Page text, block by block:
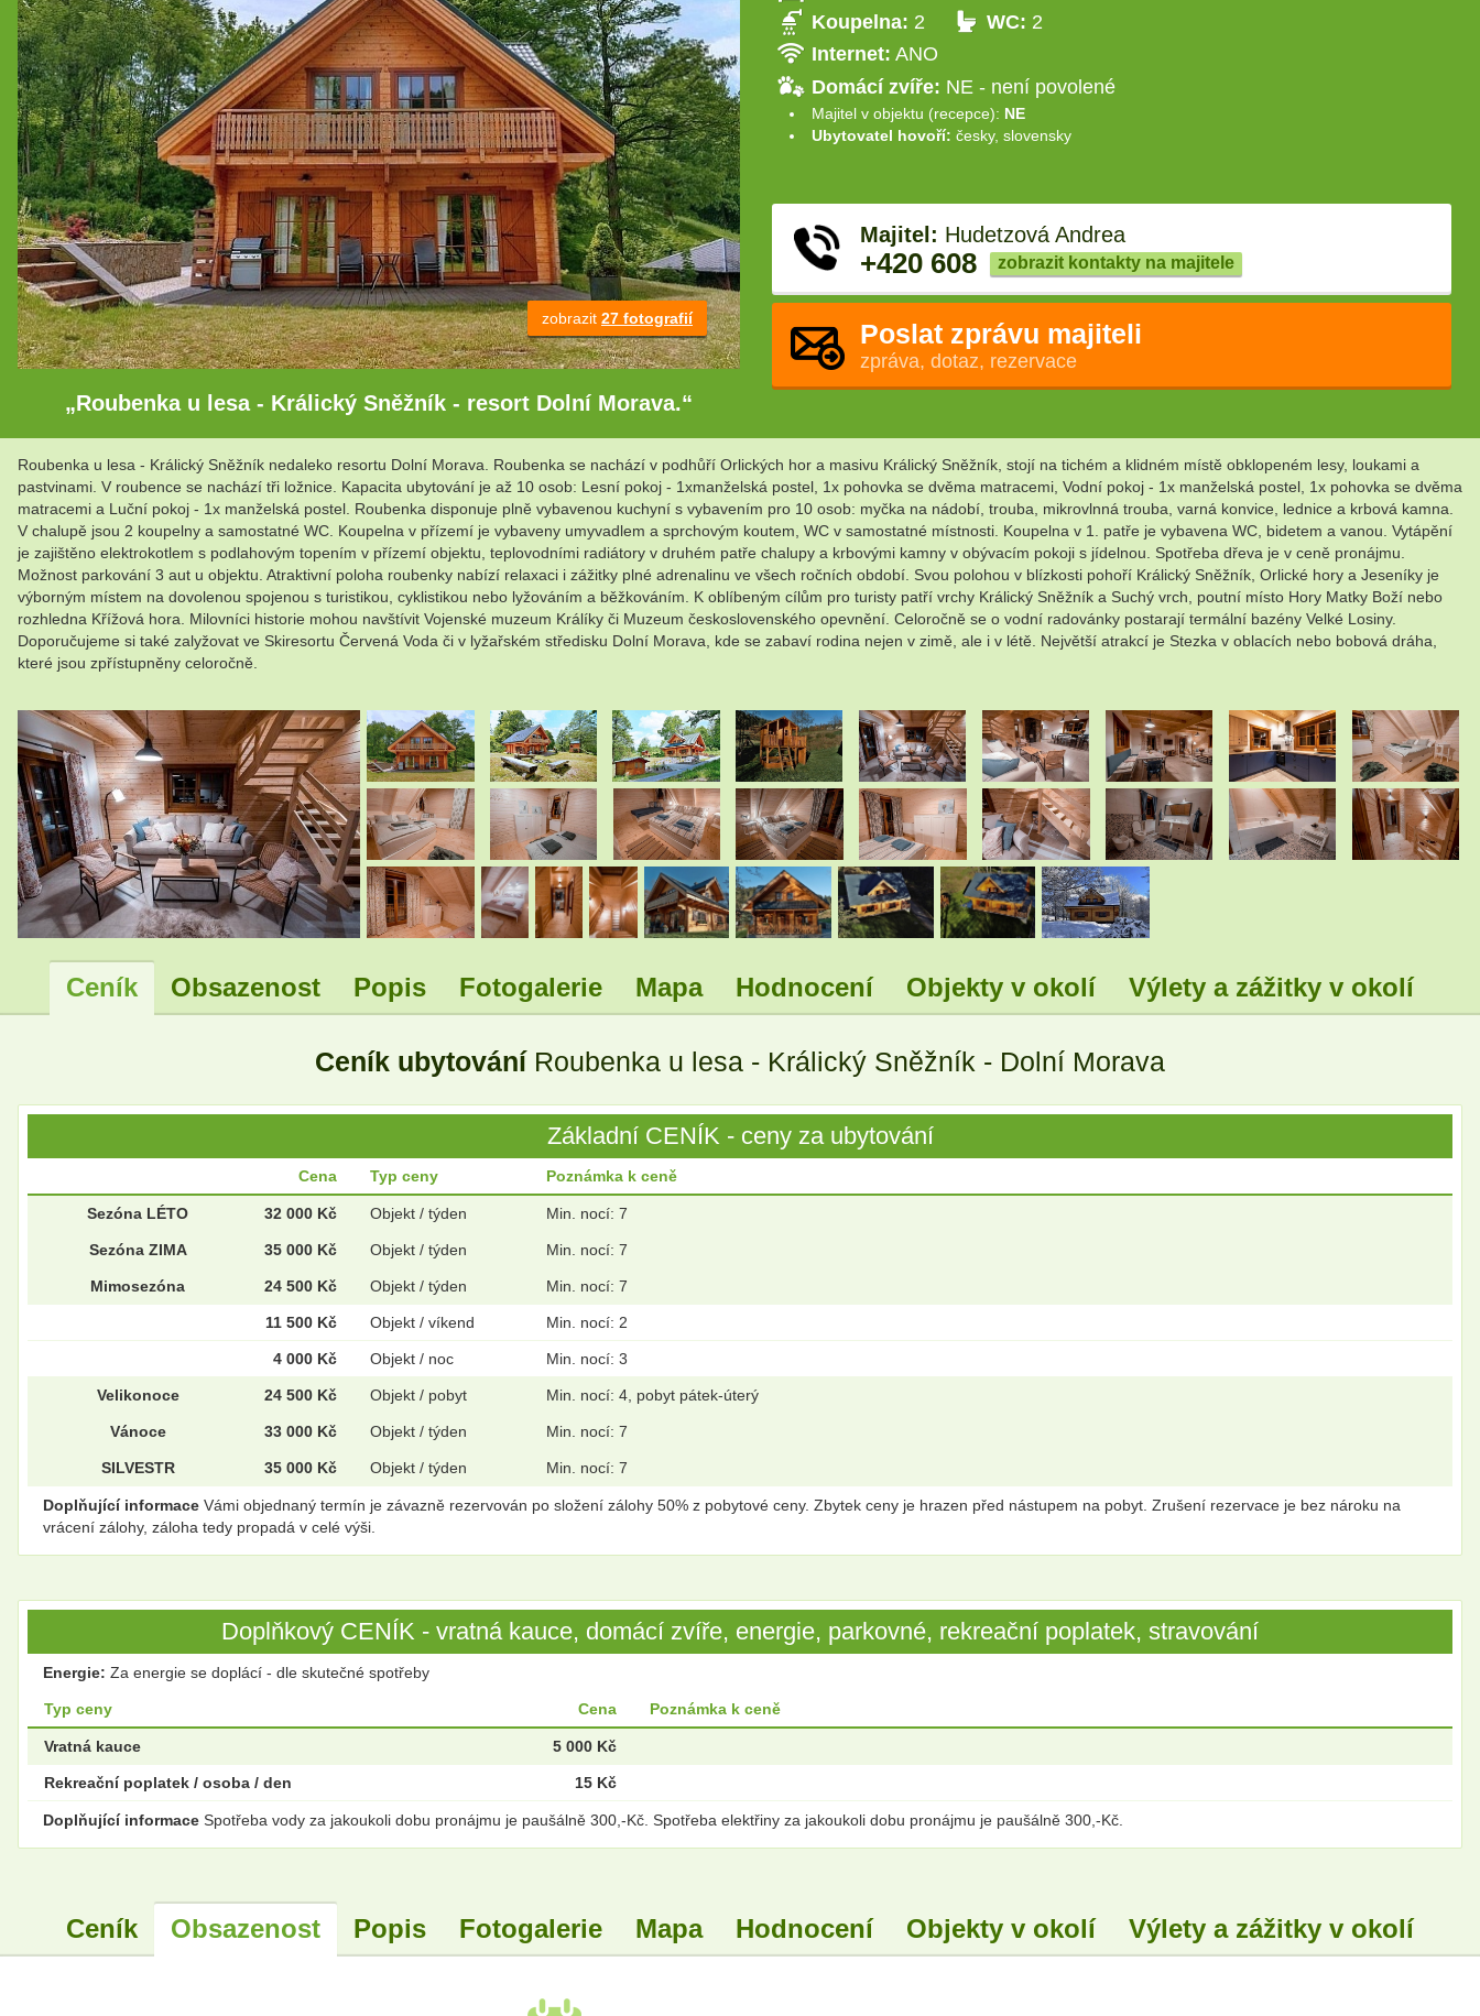
zobrazit 27 fotografií
„Roubenka u lesa - Králický Sněžník - resort Dolní Morava.“
Koupelna: 2 WC: 2
Internet: ANO
Domácí zvíře: NE - není povolené
Majitel v objektu (recepce): NE
Ubytovatel hovoří: česky, slovensky
Majitel: Hudetzová Andrea
+420 608 zobrazit kontakty na majitele
Poslat zprávu majiteli
zpráva, dotaz, rezervace
Roubenka u lesa - Králický Sněžník nedaleko resortu Dolní Morava. Roubenka se nachází v podhůří Orlických hor a masivu Králický Sněžník, stojí na tichém a klidném místě obklopeném lesy, loukami a
pastvinami. V roubence se nachází tři ložnice. Kapacita ubytování je až 10 osob: Lesní pokoj - 1xmanželská postel, 1x pohovka se dvěma matracemi, Vodní pokoj - 1x manželská postel, 1x pohovka se dvěma
matracemi a Luční pokoj - 1x manželská postel. Roubenka disponuje plně vybavenou kuchyní s vybavením pro 10 osob: myčka na nádobí, trouba, mikrovlnná trouba, varná konvice, lednice a krbová kamna.
V chalupě jsou 2 koupelny a samostatné WC. Koupelna v přízemí je vybaveny umyvadlem a sprchovým koutem, WC v samostatné místnosti. Koupelna v 1. patře je vybavena WC, bidetem a vanou. Vytápění
je zajištěno elektrokotlem s podlahovým topením v přízemí objektu, teplovodními radiátory v druhém patře chalupy a krbovými kamny v obývacím pokoji s jídelnou. Spotřeba dřeva je v ceně pronájmu.
Možnost parkování 3 aut u objektu. Atraktivní poloha roubenky nabízí relaxaci i zážitky plné adrenalinu ve všech ročních období. Svou polohou v blízkosti pohoří Králický Sněžník, Orlické hory a Jeseníky je
výborným místem na dovolenou spojenou s turistikou, cyklistikou nebo lyžováním a běžkováním. K oblíbeným cílům pro turisty patří vrchy Králický Sněžník a Suchý vrch, poutní místo Hory Matky Boží nebo
rozhledna Křížová hora. Milovníci historie mohou navštívit Vojenské muzeum Králíky či Muzeum československého opevnění. Celoročně se o vodní radovánky postarají termální bazény Velké Losiny.
Doporučujeme si také zalyžovat ve Skiresortu Červená Voda či v lyžařském středisku Dolní Morava, kde se zabaví rodina nejen v zimě, ale i v létě. Největší atrakcí je Stezka v oblacích nebo bobová dráha,
které jsou zpřístupněny celoročně.
Ceník Obsazenost Popis Fotogalerie Mapa Hodnocení Objekty v okolí Výlety a zážitky v okolí
Ceník ubytování Roubenka u lesa - Králický Sněžník - Dolní Morava
Základní CENÍK - ceny za ubytování
Cena Typ ceny Poznámka k ceně
Sezóna LÉTO 32 000 Kč Objekt / týden Min. nocí: 7
Sezóna ZIMA 35 000 Kč Objekt / týden Min. nocí: 7
Mimosezóna 24 500 Kč Objekt / týden Min. nocí: 7
11 500 Kč Objekt / víkend Min. nocí: 2
4 000 Kč Objekt / noc Min. nocí: 3
Velikonoce 24 500 Kč Objekt / pobyt Min. nocí: 4, pobyt pátek-úterý
Vánoce 33 000 Kč Objekt / týden Min. nocí: 7
SILVESTR 35 000 Kč Objekt / týden Min. nocí: 7
Doplňující informace Vámi objednaný termín je závazně rezervován po složení zálohy 50% z pobytové ceny. Zbytek ceny je hrazen před nástupem na pobyt. Zrušení rezervace je bez nároku na
vrácení zálohy, záloha tedy propadá v celé výši.
Doplňkový CENÍK - vratná kauce, domácí zvíře, energie, parkovné, rekreační poplatek, stravování
Energie: Za energie se doplácí - dle skutečné spotřeby
Typ ceny Cena Poznámka k ceně
Vratná kauce 5 000 Kč
Rekreační poplatek / osoba / den 15 Kč
Doplňující informace Spotřeba vody za jakoukoli dobu pronájmu je paušálně 300,-Kč. Spotřeba elektřiny za jakoukoli dobu pronájmu je paušálně 300,-Kč.
Ceník Obsazenost Popis Fotogalerie Mapa Hodnocení Objekty v okolí Výlety a zážitky v okolí